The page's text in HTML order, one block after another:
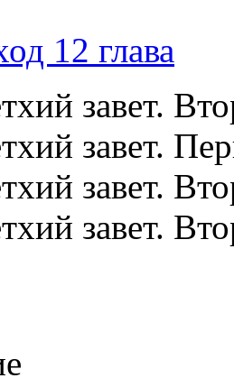
12 глава
завет.
завет.
завет.
завет.